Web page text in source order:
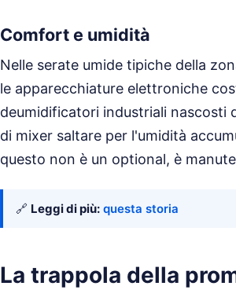
Comfort e umidità
Nelle serate umide tipiche della
le apparecchiature elettroniche
deumidificatori industriali nascosti
di mixer saltare per l'umidità
questo non è un optional, è
🔗 Leggi di più: questa storia
La trappola della